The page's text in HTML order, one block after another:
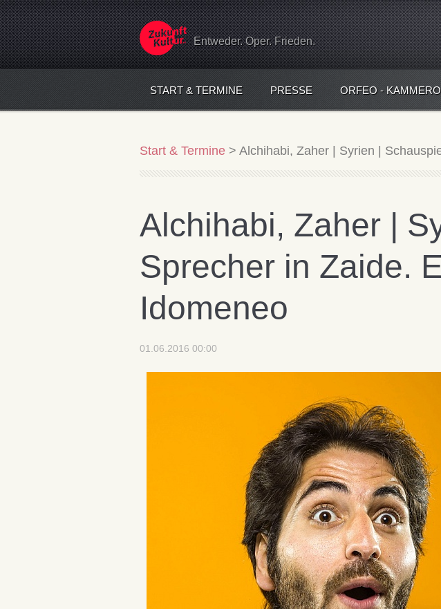
Entweder. Oper. Frieden.
START & TERMINE PRESSE ORFEO -
Start & Termine > Alchihabi, Zaher | Syrien |
Alchihabi, Zaher |
Sprecher in Zaide.
Idomeneo
01.06.2016 00:00